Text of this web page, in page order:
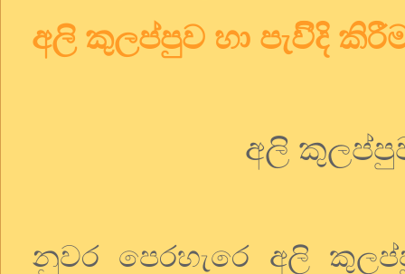
අලි කුලප්පුව හා පැවිිදි
අලි
නුවර පෙරහැරෙ අලි